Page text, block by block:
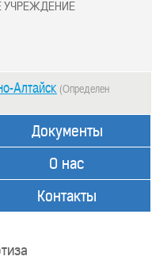
УЧРЕЖДЕНИЕ
Алтайск (Определен
Документы
О нас
Контакты